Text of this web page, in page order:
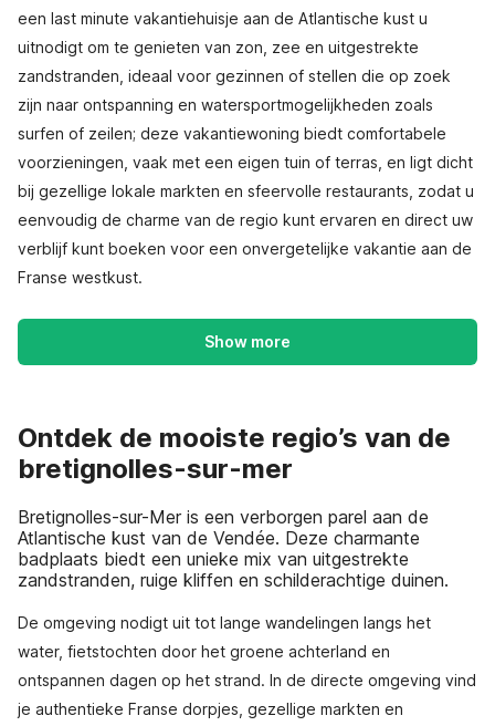
een last minute vakantiehuisje aan de Atlantische kust u
uitnodigt om te genieten van zon, zee en uitgestrekte
zandstranden, ideaal voor gezinnen of stellen die op zoek
zijn naar ontspanning en watersportmogelijkheden zoals
surfen of zeilen; deze vakantiewoning biedt comfortabele
voorzieningen, vaak met een eigen tuin of terras, en ligt dicht
bij gezellige lokale markten en sfeervolle restaurants, zodat u
eenvoudig de charme van de regio kunt ervaren en direct uw
verblijf kunt boeken voor een onvergetelijke vakantie aan de
Franse westkust.
Show more
Ontdek de mooiste regio’s van de
bretignolles-sur-mer
Bretignolles-sur-Mer is een verborgen parel aan de
Atlantische kust van de Vendée. Deze charmante
badplaats biedt een unieke mix van uitgestrekte
zandstranden, ruige kliffen en schilderachtige duinen.
De omgeving nodigt uit tot lange wandelingen langs het
water, fietstochten door het groene achterland en
ontspannen dagen op het strand. In de directe omgeving vind
je authentieke Franse dorpjes, gezellige markten en